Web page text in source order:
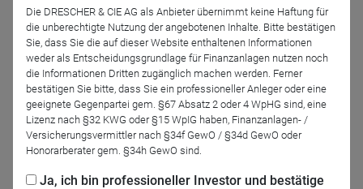
- Allokation und Positionierung des DJE - Fonds
- die DJE-Investment-Strategie
- Gastgeber Mario Künzel, Referent Investmentstrategien
- Rund 30 Minuten Profi-Börsenwissen
Jetzt für das Partner-Webinar anmelden
Die DRESCHER & CIE AG als Anbieter übernimmt keine Haftung für
die unberechtigte Nutzung der angebotenen Inhalte. Bitte bestätigen
Sie, dass Sie die auf dieser Website enthaltenen Informationen
weder als Entscheidungsgrundlage für Finanzanlagen nutzen noch
die Informationen Dritten zugänglich machen werden. Ferner
bestätigen Sie bitte, dass Sie ein professioneller Anleger oder eine
geeignete Gegenpartei gem. §67 Absatz 2 oder 4 WpHG sind, eine
Lizenz nach §32 KWG oder §15 WpIG haben, Finanzanlagen- /
Versicherungsvermittler nach §34f GewO / §34d GewO oder
Honorarberater gem. §34h GewO sind.
Ja, ich bin professioneller Investor und bestätige